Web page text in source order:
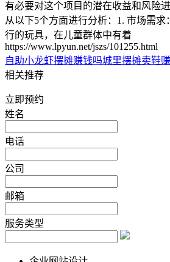
有必要对这个项目的潜在收益和风险
从以下5个方面进行分析：1. 市场需
行的玩具，在儿童群体中有着
https://www.lpyun.net/jszs/101255.html
自助小龙虾摆摊赚钱吗城里摆摊卖鞋
相关推荐
立即预约
姓名
电话
公司
邮箱
服务类型